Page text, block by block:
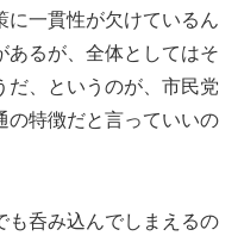
に一貫性が欠けているん
あるが、全体としてはそ
だ、というのが、市民党
の特徴だと言っていいの
も呑み込んでしまえるの